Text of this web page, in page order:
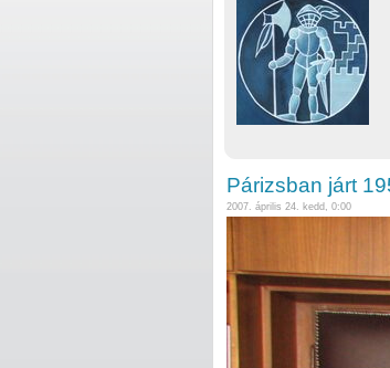
Párizsban járt
2007. április 24. kedd, 0:00